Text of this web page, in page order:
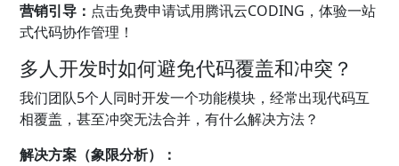
营销引导： 点击免费申请试用腾讯云CODING，体验一站
式代码协作管理！
多人开发时如何避免代码覆盖和冲突？
我们团队5个人同时开发一个功能模块，经常出现代码互
相覆盖，甚至冲突无法合并，有什么解决方法？
解决方案（象限分析）：